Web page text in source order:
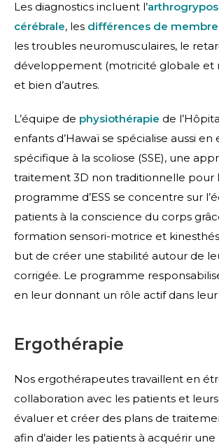
Les diagnostics incluent l’
cérébrale, les différences de
les troubles neuromusculaires, le
développement (motricité globale et
et bien d’autres.
L’équipe de physiothérapie de
enfants d’Hawaï se spécialise aussi en
spécifique à la scoliose (SSE), une
traitement 3D non traditionnelle pour
programme d’ESS se concentre sur
patients à la conscience du corps
formation sensori-motrice et
but de créer une stabilité autour de
corrigée. Le programme
en leur donnant un rôle actif dans
Ergothérapie
Nos ergothérapeutes travaillent en
collaboration avec les patients et
évaluer et créer des plans de
afin d’aider les patients à acquérir